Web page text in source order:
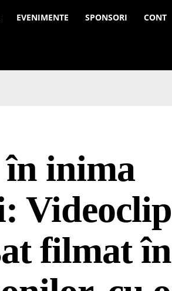
EVENIMENTE SPONSORI CONT
în inima
Videoclip
filmat în